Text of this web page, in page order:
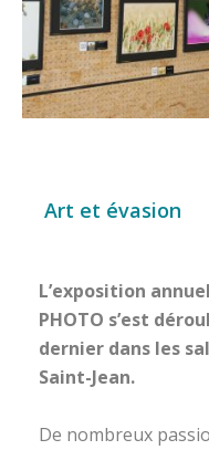
Art et évasion
L’exposition
PHOTO s’est
dernier dans les
Saint-Jean.
De nombreux